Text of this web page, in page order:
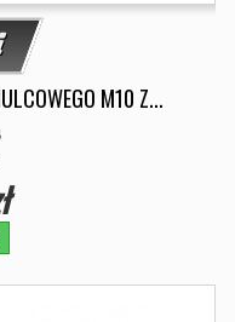
M10 Z...